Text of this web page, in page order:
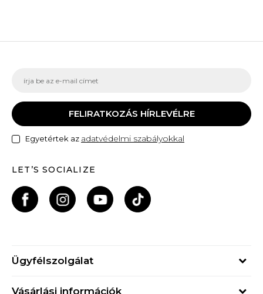
FELIRATKOZÁS HÍRLEVÉLRE
Egyetértek az adatvédelmi szabályokkal
LET’S SOCIALIZE
Ügyfélszolgálat
Vásárlási információk